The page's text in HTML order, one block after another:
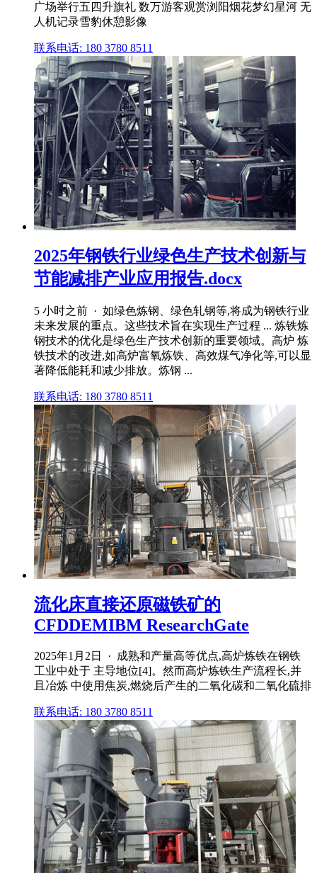
广场举行五四升旗礼 数万游客观赏浏阳烟花梦幻星河 无
人机记录雪豹休憩影像
联系电话: 180 3780 8511
2025年钢铁行业绿色生产技术创新与
节能减排产业应用报告.docx
5 小时之前 · 如绿色炼钢、绿色轧钢等,将成为钢铁行业
未来发展的重点。这些技术旨在实现生产过程 ... 炼铁炼
钢技术的优化是绿色生产技术创新的重要领域。高炉 炼
铁技术的改进,如高炉富氧炼铁、高效煤气净化等,可以显
著降低能耗和减少排放。炼钢 ...
联系电话: 180 3780 8511
流化床直接还原磁铁矿的
CFDDEMIBM ResearchGate
2025年1月2日 · 成熟和产量高等优点,高炉炼铁在钢铁
工业中处于 主导地位[4]。然而高炉炼铁生产流程长,并
且冶炼 中使用焦炭,燃烧后产生的二氧化碳和二氧化硫排
联系电话: 180 3780 8511